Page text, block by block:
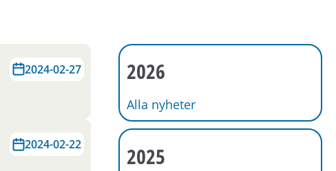
2024-02-27
2024-02-22
2026
Alla nyheter
2025